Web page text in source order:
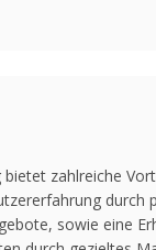
bietet zahlreiche
durch
sowie eine